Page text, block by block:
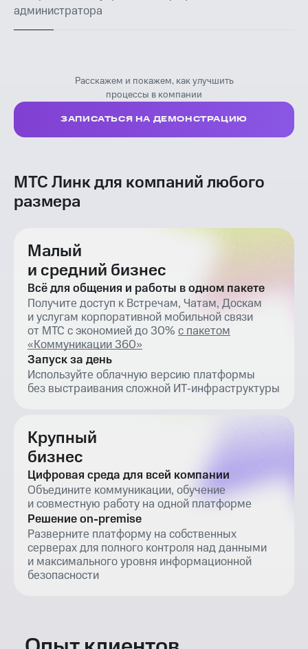
Настраивайте и управляйте профилями в Панели
процессы в компании
МТС Линк для компаний любого
Малый
и средний бизнес
Всё для общения и работы в одном пакете
Получите доступ к Встречам, Чатам, Доскам
и услугам корпоративной мобильной связи
от МТС с экономией до 30%
«Коммуникации 360»
Запуск за день
Крупный
бизнес
Цифровая среда для всей компании
Объедините коммуникации, обучение
и совместную работу на одной платформе
Решение on-premise
Разверните платформу на собственных
серверах для полного контроля над данными